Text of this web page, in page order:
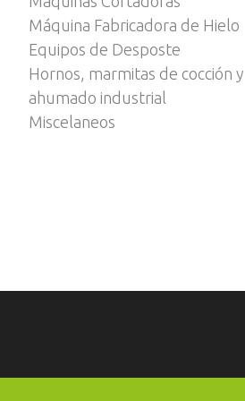
Máquina Fabricadora de Hielo
Equipos de Desposte
Hornos, marmitas de cocción y
ahumado industrial
Miscelaneos